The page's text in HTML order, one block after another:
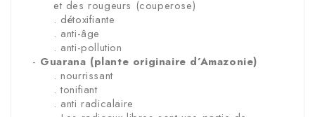
et des rougeurs (couperose)
. détoxifiante
. anti-âge
. anti-pollution
- Guarana (plante originaire d’Amazonie)
. nourrissant
. tonifiant
. anti radicalaire